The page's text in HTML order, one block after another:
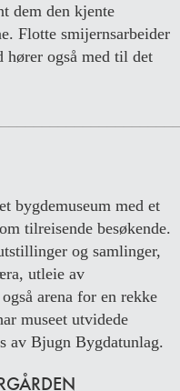
dem den kjente
Flotte smijernsarbeider
også med til det
bygdemuseum med et
tilreisende besøkende.
og samlinger,
utleie av
arena for en rekke
museet utvidede
av Bjugn Bygdatunlag.